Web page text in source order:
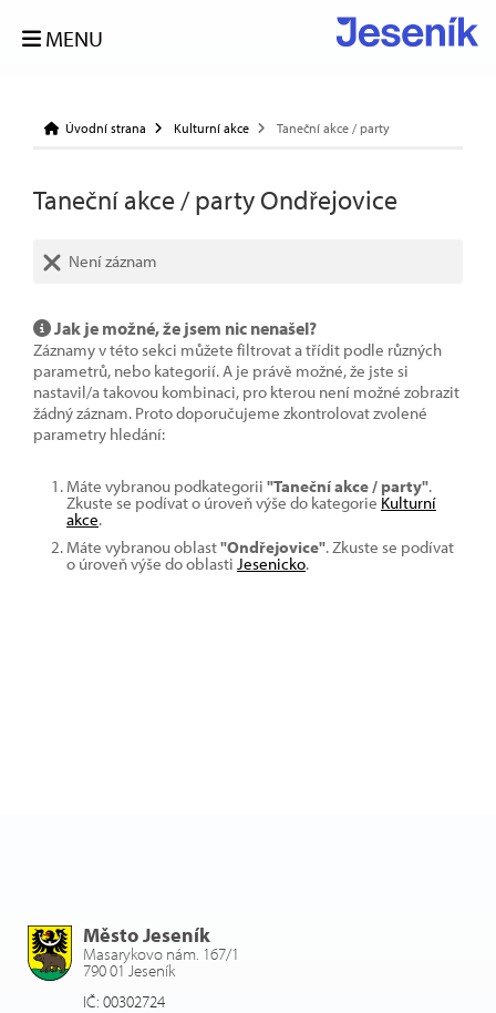
MENU
Úvodní strana Kulturní akce Taneční akce / party
Taneční akce / party Ondřejovice
Není záznam
Jak je možné, že jsem nic nenašel?
Záznamy v této sekci můžete filtrovat a třídit podle různých
parametrů, nebo kategorií. A je právě možné, že jste si
nastavil/a takovou kombinaci, pro kterou není možné zobrazit
žádný záznam. Proto doporučujeme zkontrolovat zvolené
parametry hledání:
Máte vybranou podkategorii "Taneční akce / party".
Zkuste se podívat o úroveň výše do kategorie Kulturní
akce.
Máte vybranou oblast"Ondřejovice". Zkuste se podívat
o úroveň výše do oblasti Jesenicko.
Město Jeseník
Masarykovo nám. 167/1
790 01 Jeseník
IČ: 00302724